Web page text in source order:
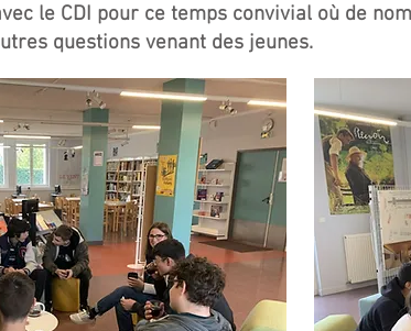
le CDI pour ce temps convivial où de
questions venant des jeunes.